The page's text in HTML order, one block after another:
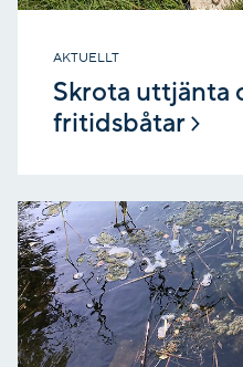
AKTUELLT
Skrota uttjänta
fritidsbåtar